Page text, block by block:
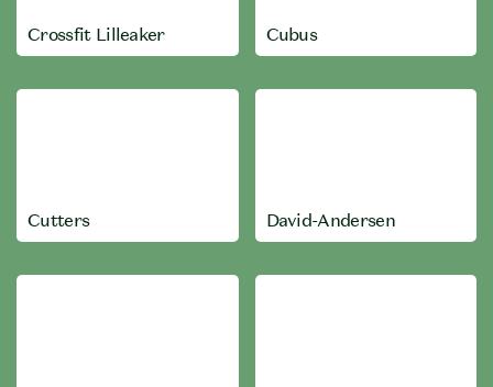
Crossfit Lilleaker Cubus
Cutters David-Andersen